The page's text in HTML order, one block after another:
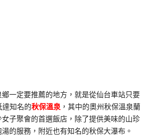
一定要推薦的地方，就是從仙台車站只要
達知名的秋保溫泉 ，其中的奧州秋保溫泉蘭
子聚會的首選飯店，除了提供美味的山珍
的服務，附近也有知名的秋保大瀑布。